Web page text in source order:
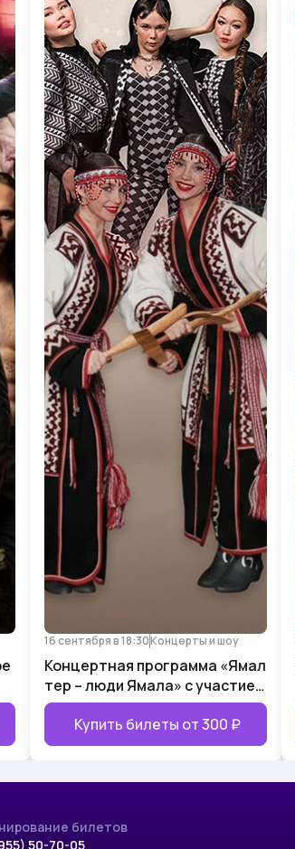
16 сентября в 18:30Концерты и шоу
Концертная программа «Ямал
тер – люди Ямала» с участием
губернаторского
национального ансамбля
танца «Сыра`сэв» и
коллектива «Хомани»
Купить билеты от300 ₽
билетов
50-70-05